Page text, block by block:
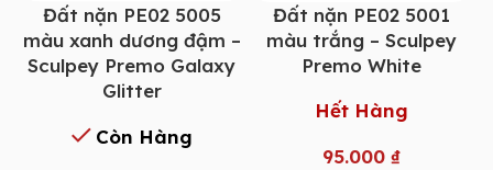
Đất nặn PE02 5005
màu xanh dương đậm –
Sculpey Premo Galaxy
Glitter
Còn Hàng
Đất nặn PE02 5001
màu trắng – Sculpey
Premo White
Hết Hàng
95.000 ₫